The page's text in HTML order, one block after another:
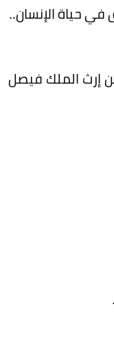
في حياة الإنسان..
إرث الملك فيصل